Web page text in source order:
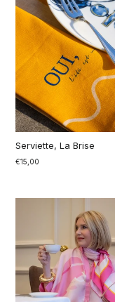
Serviette, La Brise
€15,00